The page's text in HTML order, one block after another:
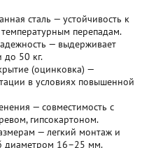
сталь — устойчивость к
перепадам.
— выдерживает
до 50 кг.
(оцинковка) —
в условиях повышенной
— совместимость с
гипсокартоном.
— легкий монтаж и
диаметром 16–25 мм.